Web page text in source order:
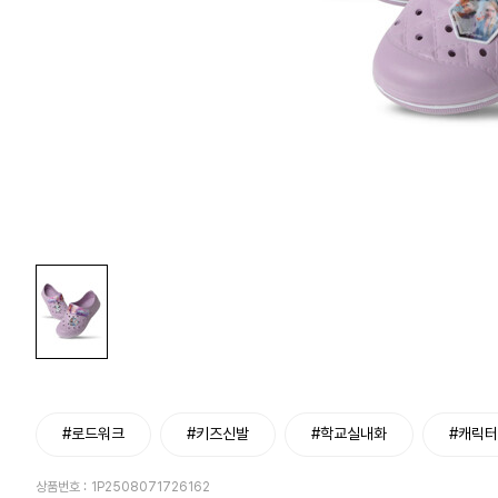
#로드워크 #키즈신발 #학교실내화 #캐릭
상품번호 : 1P2508071726162